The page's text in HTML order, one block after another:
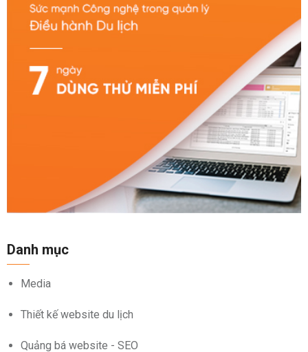
Danh mục
Media
Thiết kế website du lịch
Quảng bá website - SEO